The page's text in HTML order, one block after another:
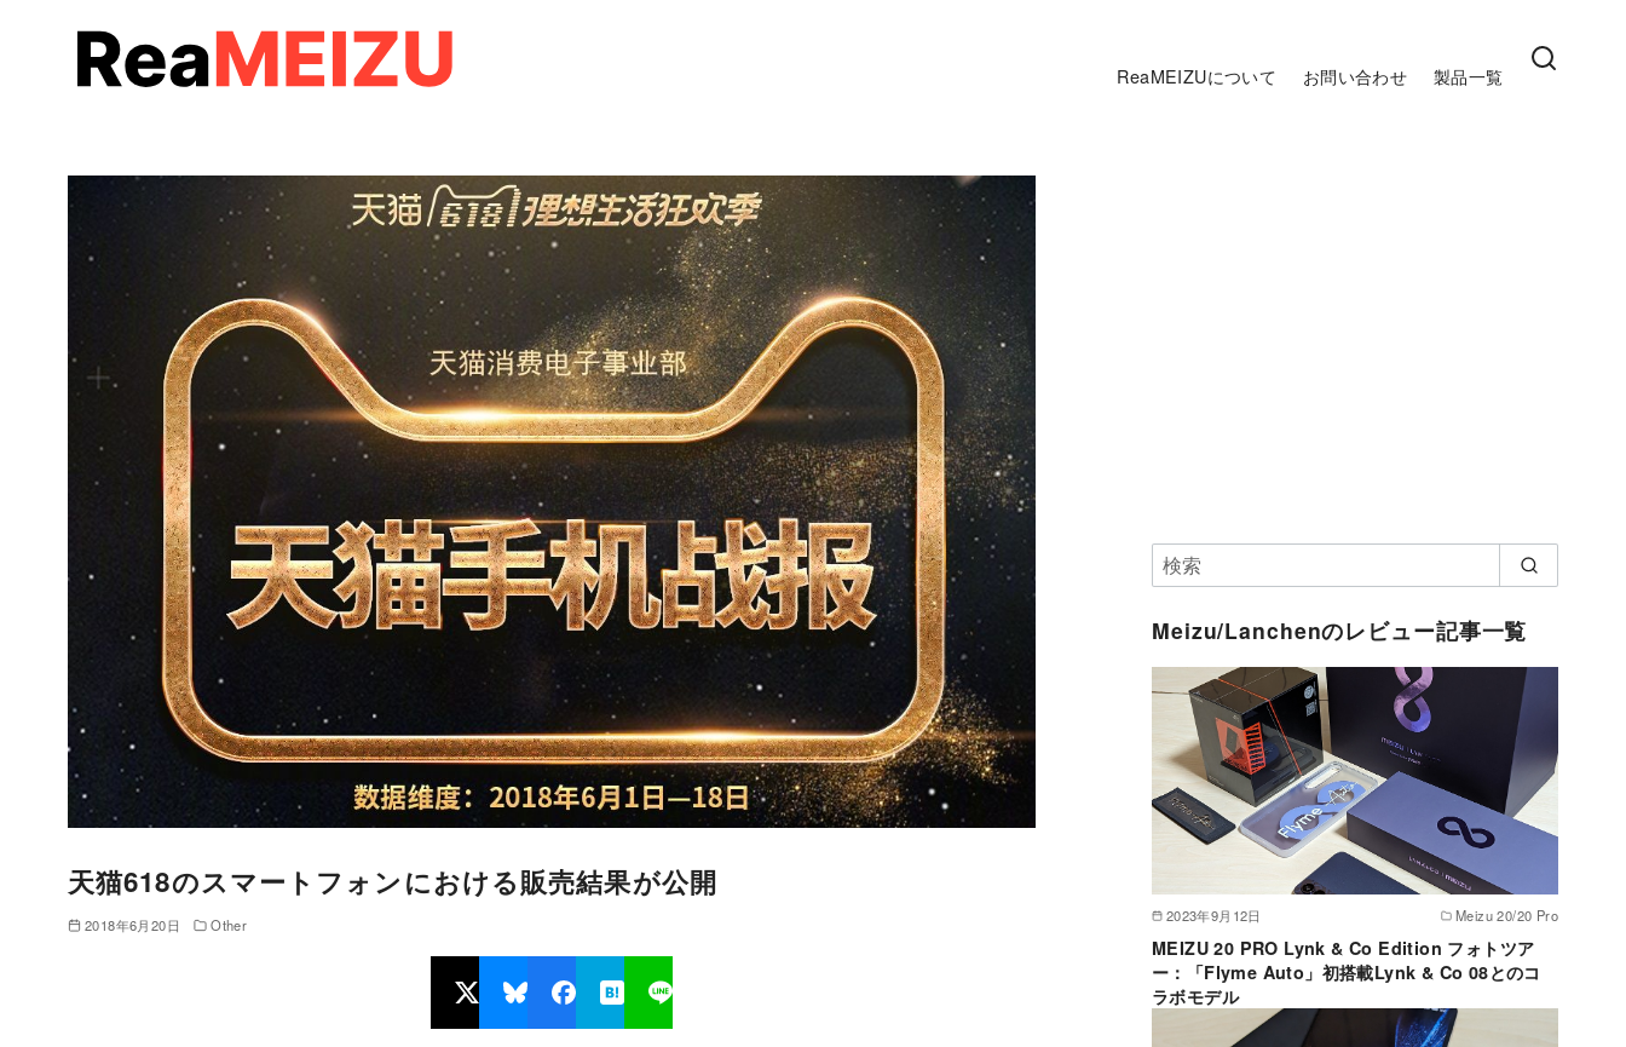
ReaMEIZUについて お問い合わせ 製品一覧
天猫618のスマートフォンにおける販売結果が公開
2018年6月20日 Other
Meizu/Lanchenのレビュー記事一覧
2023年9月12日 Meizu 20/20 Pro
MEIZU 20 PRO Lynk & Co Edition フォトツア
ー：「Flyme Auto」初搭載Lynk & Co 08とのコ
ラボモデル